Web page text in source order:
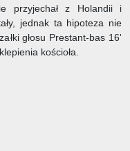
przyjechał z Holandii i
jednak ta hipoteza nie
głosu Prestant-bas 16'
kościoła.